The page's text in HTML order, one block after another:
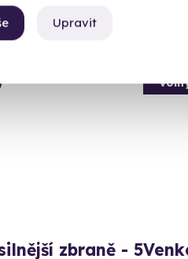
Upravit
zbraně - 5